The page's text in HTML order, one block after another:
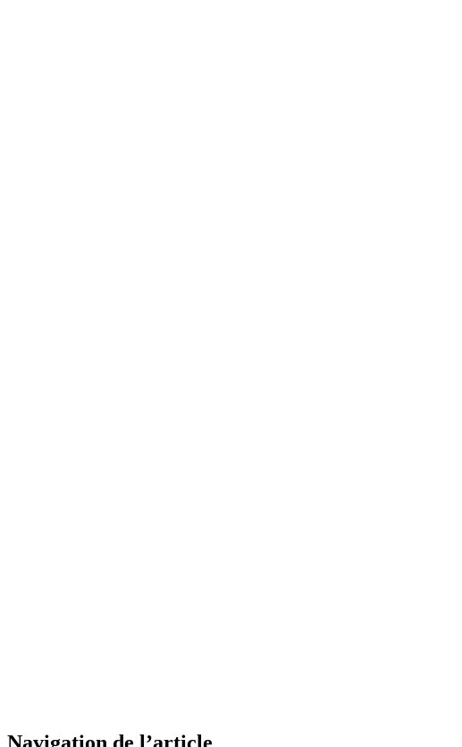
Navigation de l’article